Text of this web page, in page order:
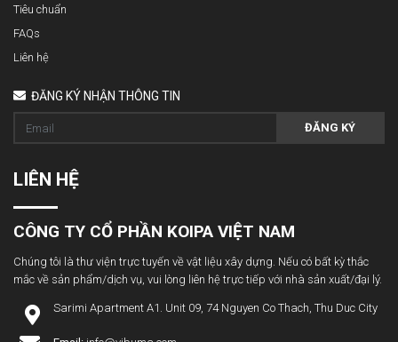
Tiêu chuẩn
FAQs
Liên hệ
ĐĂNG KÝ NHẬN THÔNG TIN
ĐĂNG KÝ
LIÊN HỆ
CÔNG TY CỔ PHẦN KOIPA VIỆT NAM
Chúng tôi là thư viện trực tuyến về vật liệu xây dựng. Nếu có bất kỳ thắc
mắc về sản phẩm/dịch vụ, vui lòng liên hệ trực tiếp với nhà sản xuất/đại lý.
Sarimi Apartment A1. Unit 09, 74 Nguyen Co Thach, Thu Duc City